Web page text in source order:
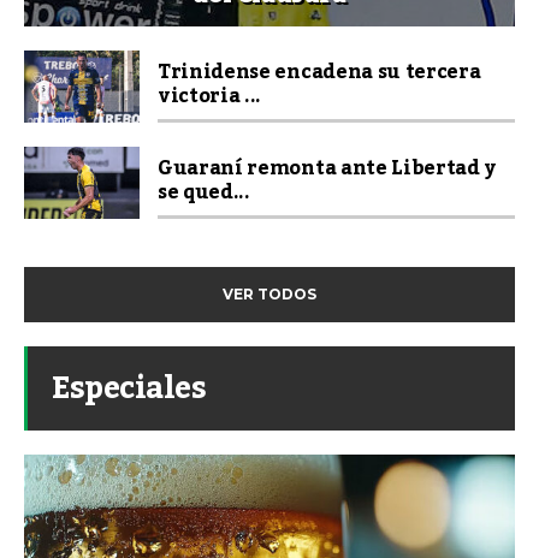
Trinidense encadena su tercera
victoria ...
Guaraní remonta ante Libertad y
se qued...
VER TODOS
Especiales